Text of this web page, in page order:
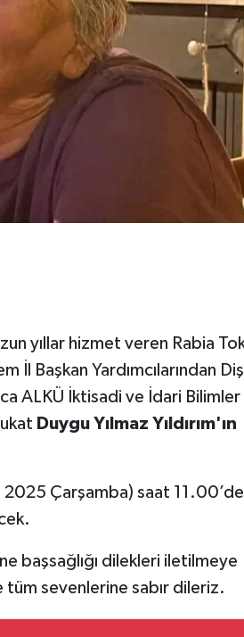
yıllar hizmet veren Rabia
İl Başkan Yardımcılarından Diş
ALKÜ İktisadi ve İdari Bilimler
Duygu Yılmaz Yıldırım'ın
2025 Çarşamba) saat 11.00’de
başsağlığı dilekleri iletilmeye
sevenlerine sabır dileriz.